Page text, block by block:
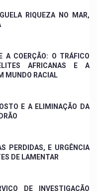
RIQUEZA NO MAR,
A COERÇÃO: O TRÁFICO
AFRICANAS E A
MUNDO RACIAL
E A ELIMINAÇÃO DA
PERDIDAS, E URGÊNCIA
DE LAMENTAR
DE INVESTIGAÇÃO